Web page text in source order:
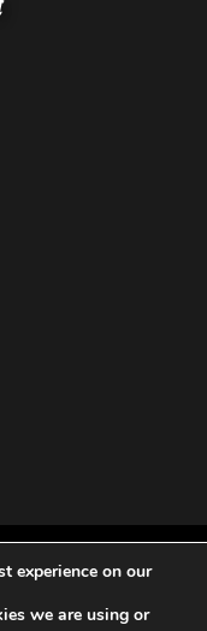
experience on our
we are using or